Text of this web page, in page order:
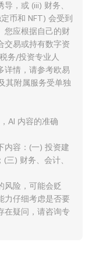
，或 (iii) 财务、
币和 NFT) 会受到
您应根据自己的财
交易或持有数字资
务/投资专业人
详情，请参考欧易
其附属服务受单独
AI 内容的准确
内容：(一) 投资建
三) 财务、会计、
风险，可能会贬
力仔细考虑是否要
在疑问，请咨询专